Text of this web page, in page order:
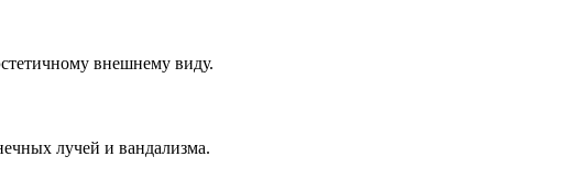
внешнему виду.
лучей и вандализма.